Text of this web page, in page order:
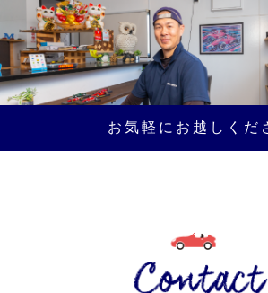
お気軽にお越しくだ